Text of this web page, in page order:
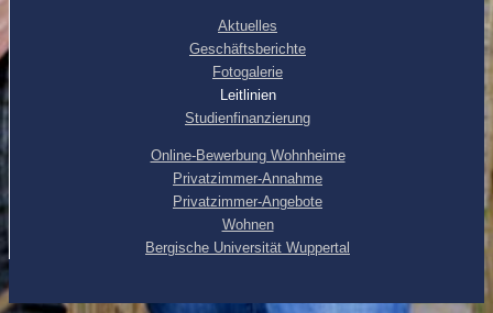
Aktuelles
Geschäftsberichte
Fotogalerie
Leitlinien
Studienfinanzierung
Online-Bewerbung Wohnheime
Privatzimmer-Annahme
Privatzimmer-Angebote
Wohnen
Bergische Universität Wuppertal